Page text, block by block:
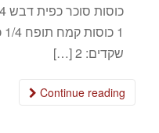
שקדים: 2 […]
Continue reading